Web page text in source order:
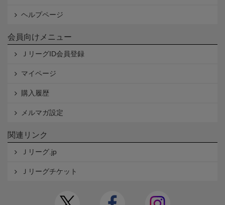
ヘルプページ
会員向けメニュー
ＪリーグID会員登録
マイページ
購入履歴
メルマガ設定
関連リンク
Ｊリーグ.jp
Ｊリーグチケット